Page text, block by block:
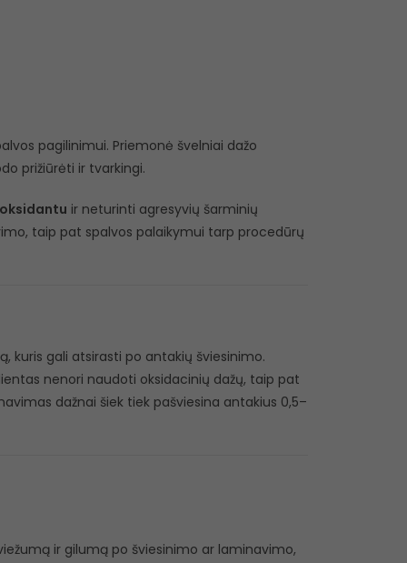
pagilinimui. Priemonė švelniai dažo
prižiūrėti ir tvarkingi.
ir neturinti agresyvių šarminių
taip pat spalvos palaikymui tarp procedūrų
gali atsirasti po antakių šviesinimo.
nenori naudoti oksidacinių dažų, taip pat
dažnai šiek tiek pašviesina antakius 0,5–
ir gilumą po šviesinimo ar laminavimo,